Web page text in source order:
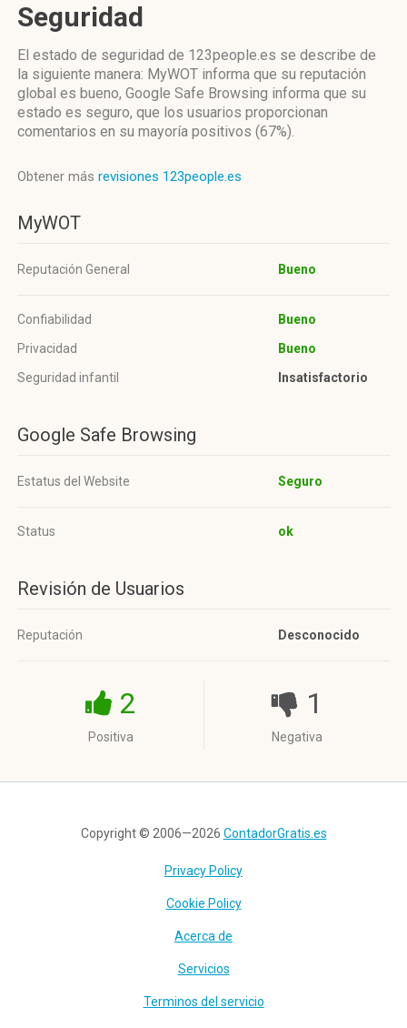
Seguridad
El estado de seguridad de 123people.es se describe de
la siguiente manera: MyWOT informa que su reputación
global es bueno, Google Safe Browsing informa que su
estado es seguro, que los usuarios proporcionan
comentarios en su mayoría positivos (67%).
Obtener más revisiones 123people.es
MyWOT
Reputación General Bueno
Confiabilidad
Bueno
Privacidad
Bueno
Seguridad infantil
Insatisfactorio
Google Safe Browsing
Estatus del Website Seguro
Status ok
Revisión de Usuarios
Reputación Desconocido
2
Positiva
1
Negativa
Copyright © 2006—2026 ContadorGratis.es
Privacy Policy
Cookie Policy
Acerca de
Servicios
Terminos del servicio